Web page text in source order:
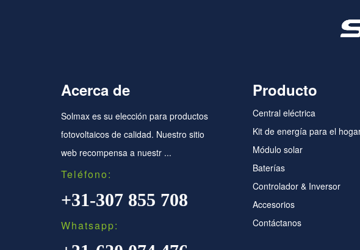
Acerca de
Solmax es su elección para productos
fotovoltaicos de calidad. Nuestro sitio
web recompensa a nuestr ...
Teléfono:
+31-307 855 708
Whatsapp:
Producto
Central eléctrica
Kit de energía para el
Módulo solar
Baterías
Controlador & Inversor
Accesorios
Contáctanos